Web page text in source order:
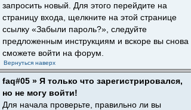
запросить новый. Для этого перейдите на
страницу входа, щелкните на этой странице
ссылку «Забыли пароль?», следуйте
предложенным инструкциям и вскоре вы снова
сможете войти на форум.
Вернуться наверх
faq#05 » Я только что зарегистрировался,
но не могу войти!
Для начала проверьте, правильно ли вы